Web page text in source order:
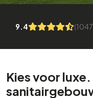
9.4
Kies voor